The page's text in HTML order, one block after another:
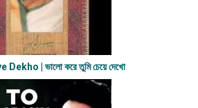
| ভালো করে তুমি চেয়ে দেখো